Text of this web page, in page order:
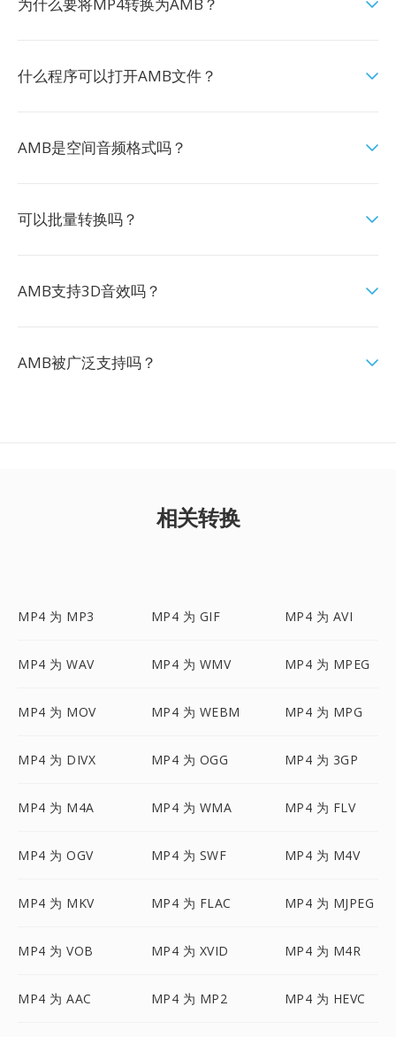
什么程序可以打开AMB文件？
AMB是空间音频格式吗？
可以批量转换吗？
AMB支持3D音效吗？
AMB被广泛支持吗？
相关转换
MP4 为 MP3 MP4 为 GIF MP4 为 AVI
MP4 为 WAV MP4 为 WMV MP4 为 MPEG
MP4 为 MOV MP4 为 WEBM MP4 为 MPG
MP4 为 DIVX MP4 为 OGG MP4 为 3GP
MP4 为 M4A MP4 为 WMA MP4 为 FLV
MP4 为 OGV MP4 为 SWF MP4 为 M4V
MP4 为 MKV MP4 为 FLAC MP4 为 MJPEG
MP4 为 VOB MP4 为 XVID MP4 为 M4R
MP4 为 AAC MP4 为 MP2 MP4 为 HEVC